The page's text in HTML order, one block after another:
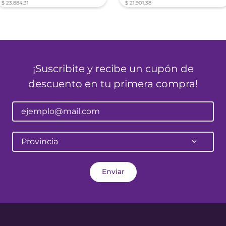
$ 23.884,31
$ 21.901,38
¡Suscribite y recibe un cupón de
descuento en tu primera compra!
Provincia
Enviar